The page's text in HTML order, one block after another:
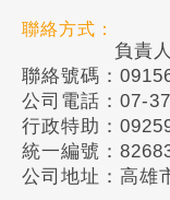
聯絡方式：
負責
聯絡號碼：
公司電話：07-
行政特助：
統一編號：
公司地址：高雄